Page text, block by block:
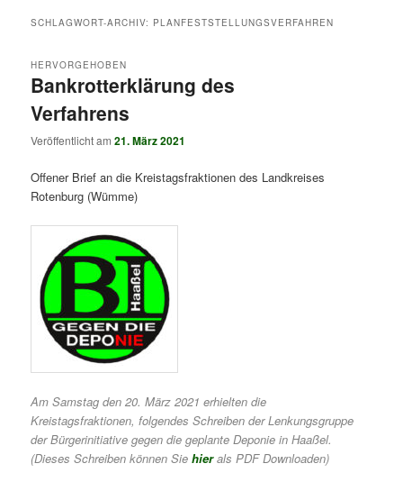
SCHLAGWORT-ARCHIV: PLANFESTSTELLUNGSVERFAHREN
Bankrotterklärung des
Verfahrens
HERVORGEHOBEN
Veröffentlicht am21. März 2021
Offener Brief an die Kreistagsfraktionen des Landkreises
Rotenburg (Wümme)
Am Samstag den 20. März 2021 erhielten die
Kreistagsfraktionen, folgendes Schreiben der Lenkungsgruppe
der Bürgerinitiative gegen die geplante Deponie in Haaßel.
(Dieses Schreiben können Siehierals PDF Downloaden)